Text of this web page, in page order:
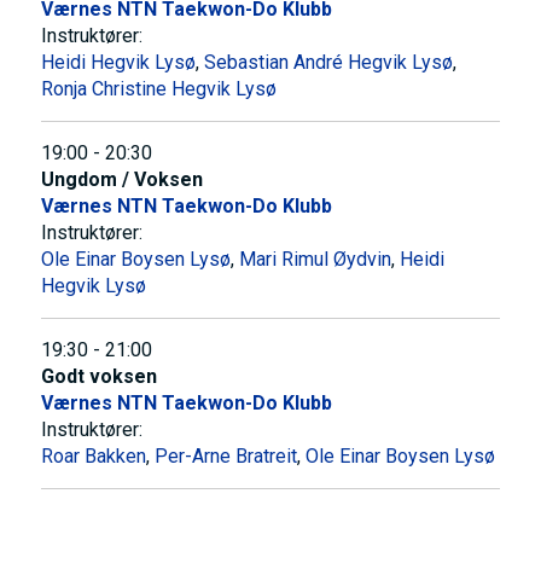
Værnes NTN Taekwon-Do Klubb
Instruktører:
Heidi Hegvik Lysø, Sebastian André Hegvik Lysø,
Ronja Christine Hegvik Lysø
19:00 - 20:30
Ungdom / Voksen
Værnes NTN Taekwon-Do Klubb
Instruktører:
Ole Einar Boysen Lysø, Mari Rimul Øydvin, Heidi
Hegvik Lysø
19:30 - 21:00
Godt voksen
Værnes NTN Taekwon-Do Klubb
Instruktører:
Roar Bakken, Per-Arne Bratreit, Ole Einar Boysen Lysø